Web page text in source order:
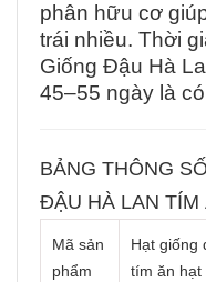
phân hữu cơ
trái nhiều. Thời
Giống Đậu Hà
45–55 ngày là
BẢNG THÔNG
ĐẬU HÀ LAN TÍM
Mã sản
phẩm
Hạt giống
tím ăn hạt